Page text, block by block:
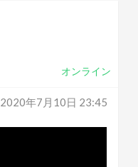
オンライン
2020年7月10日 23:45